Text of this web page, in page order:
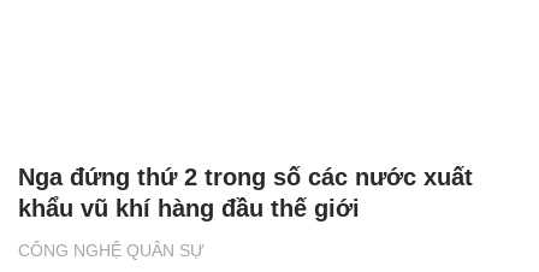
CÔNG NGHỆ QUÂN SỰ
Nga đứng thứ 2 trong số các nước xuất
khẩu vũ khí hàng đầu thế giới